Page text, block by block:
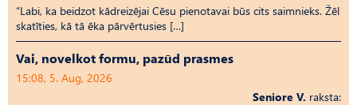
“Labi, ka beidzot kādreizējai Cēsu pienotavai būs cits saimnieks. Žēl
skatīties, kā tā ēka pārvērtusies […]
Vai, novelkot formu, pazūd prasmes
15:08, 5. Aug, 2026
Seniore V. raksta: